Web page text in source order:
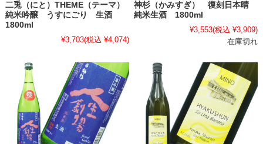
二兎（にと）THEME（テーマ）
純米吟醸 うすにごり 生酒
1800ml
¥3,703(税込 ¥4,074)
神杉（かみすぎ） 復刻日本晴
純米生酒 1800ml
¥3,553(税込 ¥3,909)
在庫切れ